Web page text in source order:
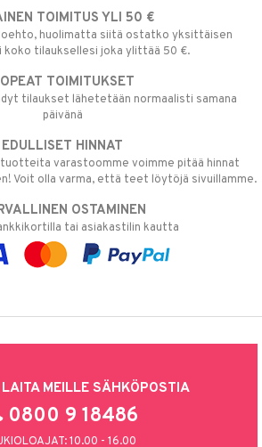
TOIMITUS YLI 50 €
huolimatta siitä ostatko yksittäisen
tilauksellesi joka ylittää 50 €.
TOIMITUKSET
tilaukset lähetetään normaalisti samana
päivänä
EDULLISET HINNAT
varastoomme voimme pitää hinnat
Voit olla varma, että teet löytöjä sivuillamme.
OSTAMINEN
tai asiakastilin kautta
MEILLE SÄHKÖPOSTIA
0800 9 18486
10.00 - 16.00